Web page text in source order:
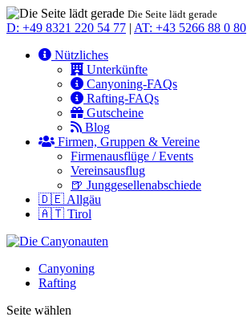
Die Seite lädt gerade
D: +49 8321 220 54 77 | AT: +43 5266 88 0 80
Nützliches
Unterkünfte
Canyoning-FAQs
Rafting-FAQs
Gutscheine
Blog
Firmen, Gruppen & Vereine
Firmenausflüge / Events
Vereinsausflug
🍺 Junggesellenabschiede
🇩🇪 Allgäu
🇦🇹 Tirol
Canyoning
Rafting
Seite wählen